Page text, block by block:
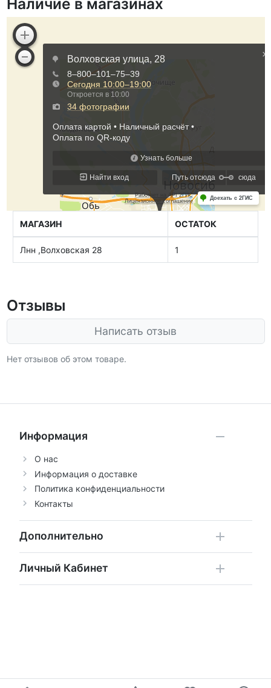
Наличие в магазинах
МАГАЗИН ОСТАТОК
Лнн ,Волховская 28 1
Отзывы
Написать отзыв
Нет отзывов об этом товаре.
Информация
О нас
Информация о доставке
Политика конфиденциальности
Контакты
Дополнительно
Личный Кабинет